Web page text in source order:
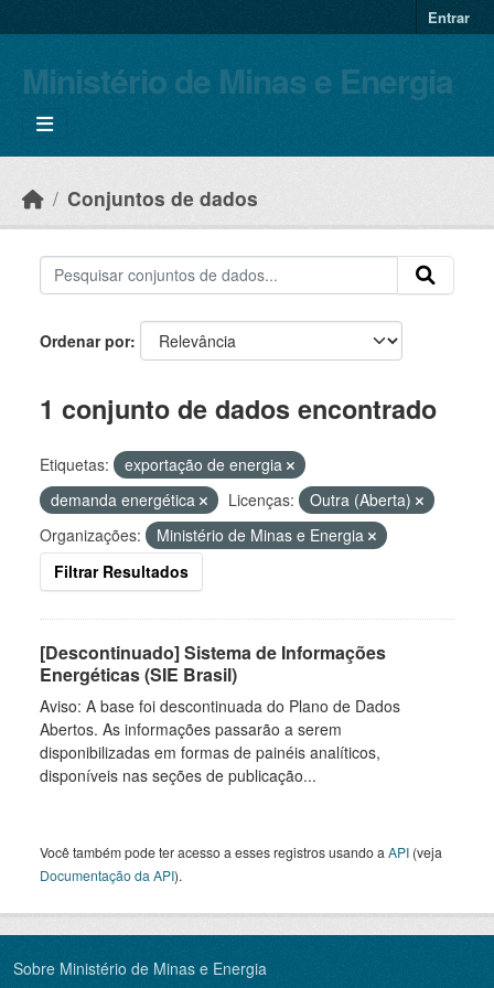
Entrar
Ministério de Minas e Energia
Conjuntos de dados
Ordenar por
1 conjunto de dados encontrado
Etiquetas:
exportação de energia
demanda energética
Licenças:
Outra (Aberta)
Organizações:
Ministério de Minas e Energia
Filtrar Resultados
[Descontinuado] Sistema de Informações
Energéticas (SIE Brasil)
Aviso: A base foi descontinuada do Plano de Dados
Abertos. As informações passarão a serem
disponibilizadas em formas de painéis analíticos,
disponíveis nas seções de publicação...
Você também pode ter acesso a esses registros usando a API (veja
Documentação da API).
Sobre Ministério de Minas e Energia